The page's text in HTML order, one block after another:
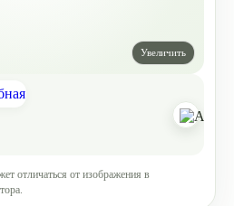
отличаться от изображения в